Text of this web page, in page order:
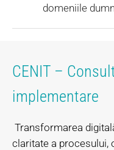
domeniile
CENIT –
implementare
Transformarea
claritate a procesului,